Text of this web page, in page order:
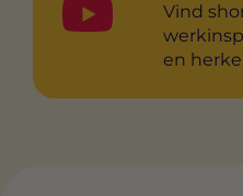
Vind
en